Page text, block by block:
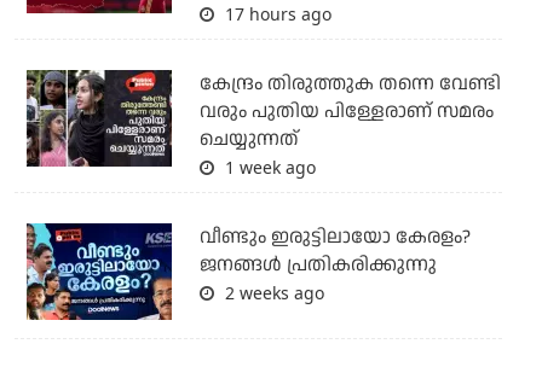
17 hours ago
കേന്ദ്രം തിരുത്തുക തന്നെ വേണ്ടി
വരും പുതിയ പിള്ളേരാണ് സമരം
ചെയ്യുന്നത്
1 week ago
വീണ്ടും ഇരുട്ടിലായോ കേരളം?
ജനങ്ങൾ പ്രതികരിക്കുന്നു
2 weeks ago